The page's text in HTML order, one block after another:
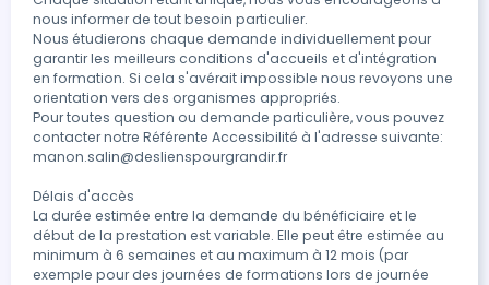
nous informer de tout besoin particulier.
Nous étudierons chaque demande individuellement pour
garantir les meilleurs conditions d'accueils et d'intégration
en formation. Si cela s'avérait impossible nous revoyons une
orientation vers des organismes appropriés.
Pour toutes question ou demande particulière, vous pouvez
contacter notre Référente Accessibilité à l'adresse suivante:
manon.salin@deslienspourgrandir.fr
Délais d'accès
La durée estimée entre la demande du bénéficiaire et le
début de la prestation est variable. Elle peut être estimée au
minimum à 6 semaines et au maximum à 12 mois (par
exemple pour des journées de formations lors de journée